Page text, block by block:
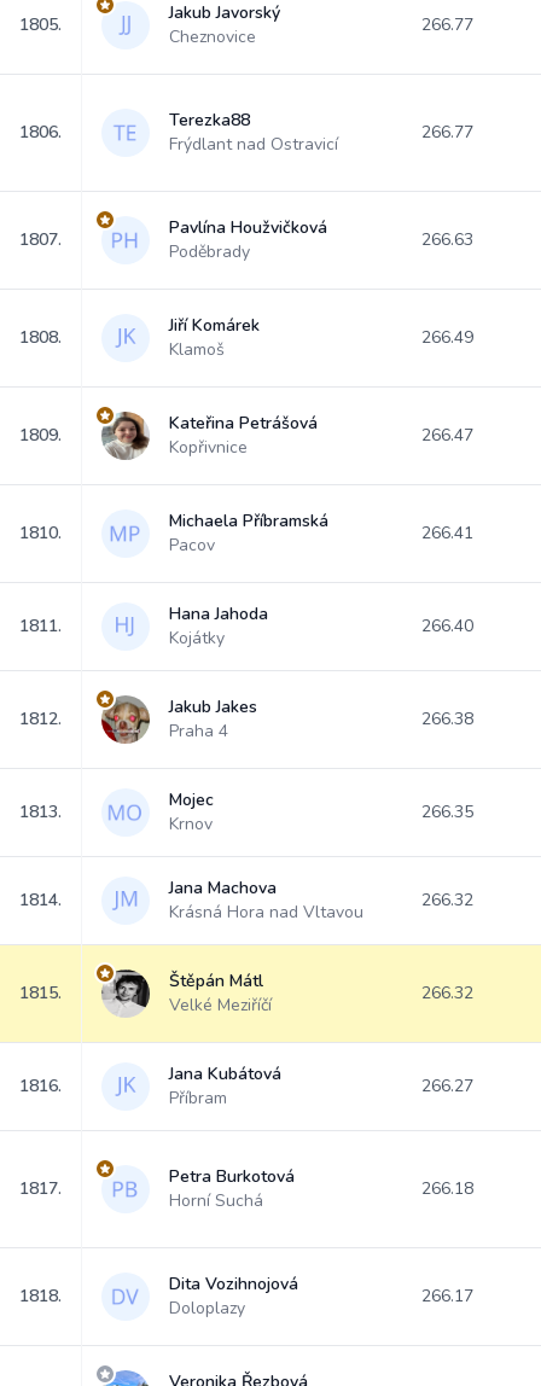
1805.
Jakub Javorský
Cheznovice
266.77
1806.
Terezka88
Frýdlant nad Ostravicí
266.77
1807.
Pavlína Houžvičková
Poděbrady
266.63
1808.
Jiří Komárek
Klamoš
266.49
1809.
Kateřina Petrášová
Kopřivnice
266.47
1810.
Michaela Příbramská
Pacov
266.41
1811.
Hana Jahoda
Kojátky
266.40
1812.
Jakub Jakes
Praha 4
266.38
1813.
Mojec
Krnov
266.35
1814.
Jana Machova
Krásná Hora nad Vltavou
266.32
1815.
Štěpán Mátl
Velké Meziříčí
266.32
1816.
Jana Kubátová
Příbram
266.27
1817.
Petra Burkotová
Horní Suchá
266.18
1818.
Dita Vozihnojová
Doloplazy
266.17